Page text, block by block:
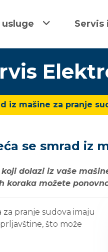
Servis
iz mašine za pranje
se smrad iz
dolazi iz vaše
koraka možete
za pranje sudova imaju
što može